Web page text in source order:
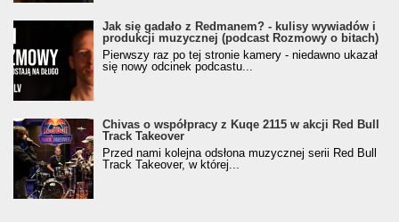
Jak się gadało z Redmanem? - kulisy wywiadów i
produkcji muzycznej (podcast Rozmowy o bitach)
Pierwszy raz po tej stronie kamery - niedawno ukazał
się nowy odcinek podcastu...
Chivas o współpracy z Kuqe 2115 w akcji Red Bull
Track Takeover
Przed nami kolejna odsłona muzycznej serii Red Bull
Track Takeover, w której...